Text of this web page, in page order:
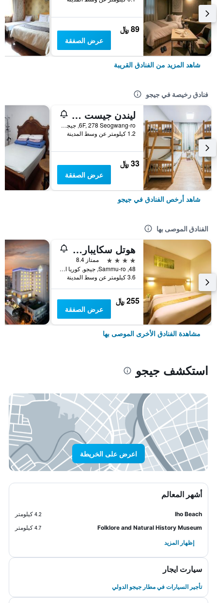
89 ﷼
عرض الصفقة
شاهد المزيد من الفنادق القريبة
فنادق رخيصة في جيجو
ليندن جيست هاوس
6F, 278 Seogwang-ro, جيجو, كوريا الجنوبية
1.2 كيلومتر عن وسط المدينة
33 ﷼
عرض الصفقة
شاهد أرخص الفنادق في جيجو
الفنادق الموصى بها
هوتل سكايبارك جيجو 1
4 نجوم
ممتاز 8.4
48, Sammu-ro, جيجو, كوريا الجنوبية
3.6 كيلومتر عن وسط المدينة
255 ﷼
عرض الصفقة
مشاهدة الفنادق الأخرى الموصى بها
استكشف جيجو
اعرض على الخريطة
أشهر المعالم
Iho Beach
4.2 كيلومتر
Folklore and Natural History Museum
4.7 كيلومتر
إظهار المزيد
سيارت ايجار
تأجير السيارات في مطار جيجو الدولي